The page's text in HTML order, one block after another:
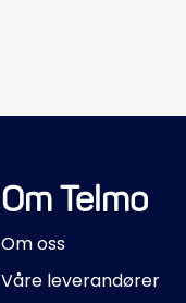
Om Telmo
Om oss
Våre leverandører